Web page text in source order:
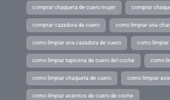
comprar chaqueta de cuero mujer comprar
comprar cazadora de cuero como limpiar una
como limpiar una cazadora de cuero como limpiar
como limpiar tapiceria de cuero del coche como
como limpiar chaqueta de cuero como limpiar
como limpiar asientos de cuero de coche